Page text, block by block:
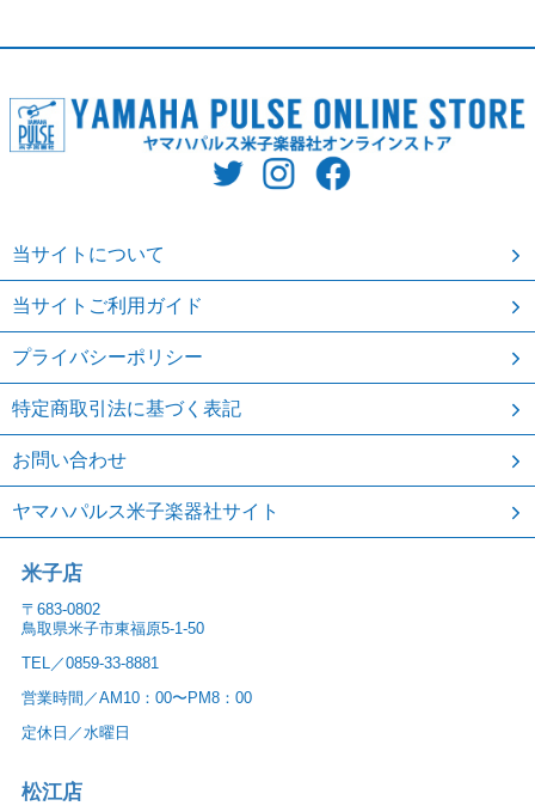
当サイトについて
当サイトご利用ガイド
プライバシーポリシー
特定商取引法に基づく表記
お問い合わせ
ヤマハパルス米子楽器社サイト
米子店
〒683-0802
鳥取県米子市東福原5-1-50
TEL／0859-33-8881
営業時間／AM10：00〜PM8：00
定休日／水曜日
松江店